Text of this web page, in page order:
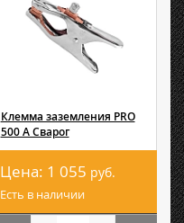
Клемма заземления PRO
500 А Сварог
Цена: 1 055 руб.
Есть в наличии